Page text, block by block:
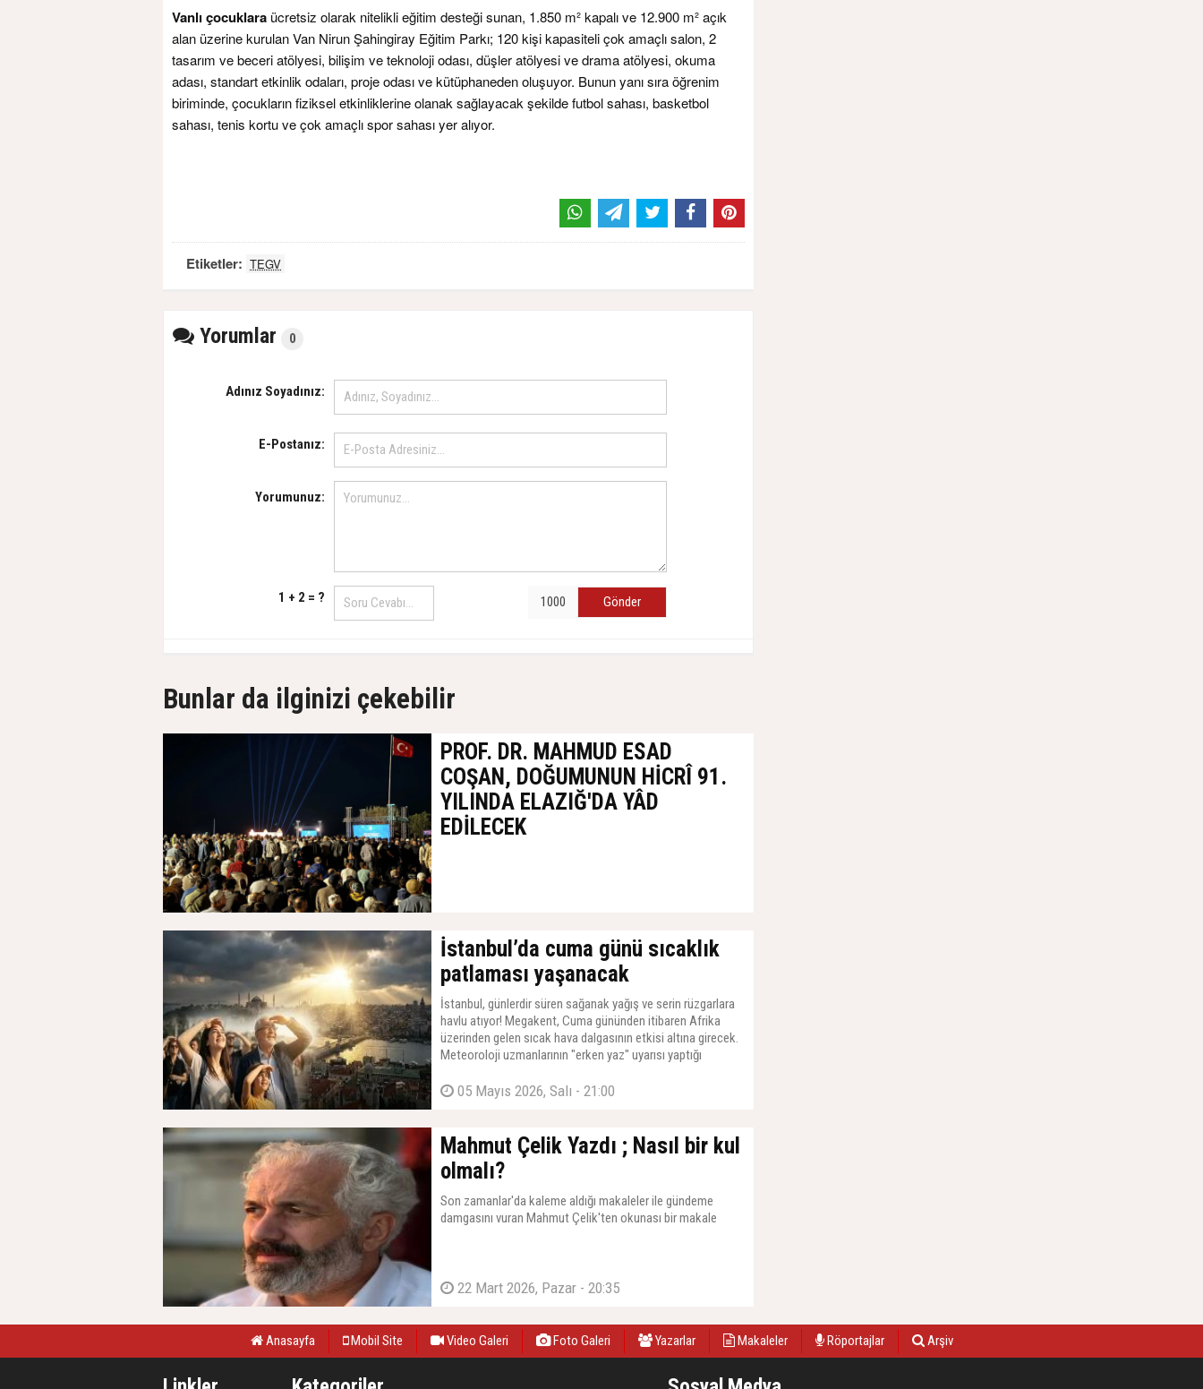
Vanlı çocuklara ücretsiz olarak nitelikli eğitim desteği sunan, 1.850 m² kapalı ve 12.900 m² açık
alan üzerine kurulan Van Nirun Şahingiray Eğitim Parkı; 120 kişi kapasiteli çok amaçlı salon, 2
tasarım ve beceri atölyesi, bilişim ve teknoloji odası, düşler atölyesi ve drama atölyesi, okuma
adası, standart etkinlik odaları, proje odası ve kütüphaneden oluşuyor. Bunun yanı sıra öğrenim
biriminde, çocukların fiziksel etkinliklerine olanak sağlayacak şekilde futbol sahası, basketbol
sahası, tenis kortu ve çok amaçlı spor sahası yer alıyor.
Etiketler: TEGV
Yorumlar 0
Adınız Soyadınız:
E-Postanız:
Yorumunuz:
1 + 2 = ? Gönder
Bunlar da ilginizi çekebilir
PROF. DR. MAHMUD ESAD
COŞAN, DOĞUMUNUN HİCRÎ 91.
YILINDA ELAZIĞ'DA YÂD
EDİLECEK
27 Temmuz 2026, Pazartesi - 00:27
İstanbul’da cuma günü sıcaklık
patlaması yaşanacak
İstanbul, günlerdir süren sağanak yağış ve serin rüzgarlara
havlu atıyor! Megakent, Cuma gününden itibaren Afrika
üzerinden gelen sıcak hava dalgasının etkisi altına girecek.
Meteoroloji uzmanlarının "erken yaz" uyarısı yaptığı
bekleniyor.
05 Mayıs 2026, Salı - 21:00
Mahmut Çelik Yazdı ; Nasıl bir kul
olmalı?
Son zamanlar'da kaleme aldığı makaleler ile gündeme
damgasını vuran Mahmut Çelik'ten okunası bir makale
22 Mart 2026, Pazar - 20:35
Anasayfa Mobil Site Video Galeri Foto Galeri Yazarlar Makaleler Röportajlar Arşiv